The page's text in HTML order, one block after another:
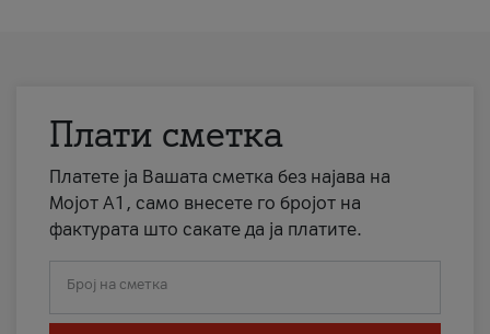
Плати сметка
Платете ја Вашата сметка без најава на
Мојот А1, само внесете го бројот на
фактурата што сакате да ја платите.
Број на сметка